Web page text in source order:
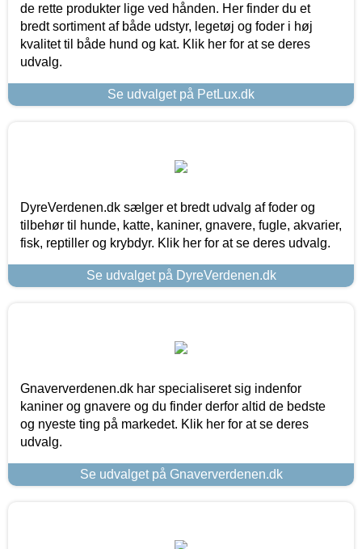
de rette produkter lige ved hånden. Her finder du et
bredt sortiment af både udstyr, legetøj og foder i høj
kvalitet til både hund og kat. Klik her for at se deres
udvalg.
Se udvalget på PetLux.dk
DyreVerdenen.dk sælger et bredt udvalg af foder og
tilbehør til hunde, katte, kaniner, gnavere, fugle, akvarier,
fisk, reptiller og krybdyr. Klik her for at se deres udvalg.
Se udvalget på DyreVerdenen.dk
Gnaververdenen.dk har specialiseret sig indenfor
kaniner og gnavere og du finder derfor altid de bedste
og nyeste ting på markedet. Klik her for at se deres
udvalg.
Se udvalget på Gnaververdenen.dk